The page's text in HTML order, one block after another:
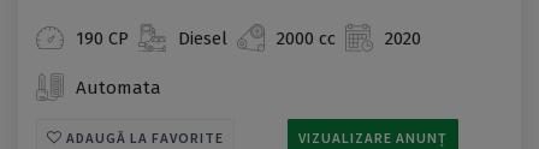
190 CP Diesel 2000 cc 2020
Automata
ADAUGĂ LA FAVORITE VIZUALIZARE ANUNȚ